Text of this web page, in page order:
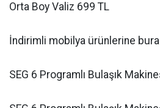
Orta Boy Valiz 699 TL
İndirimli mobilya ürünlerine
SEG 6 Programlı Bulaşık